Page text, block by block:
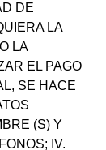
DE
LA
LA
EL PAGO
SE HACE
(S) Y
IV.